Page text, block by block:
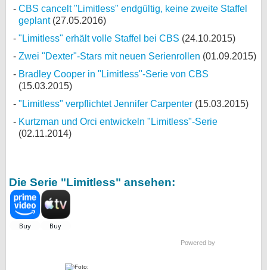
CBS cancelt "Limitless" endgültig, keine zweite Staffel
geplant(27.05.2016)
"Limitless" erhält volle Staffel bei CBS (24.10.2015)
Zwei "Dexter"-Stars mit neuen Serienrollen (01.09.2015)
Bradley Cooper in "Limitless"-Serie von CBS
(15.03.2015)
"Limitless" verpflichtet Jennifer Carpenter (15.03.2015)
Kurtzman und Orci entwickeln "Limitless"-Serie
(02.11.2014)
Die Serie "Limitless" ansehen:
Powered by
myFanbase